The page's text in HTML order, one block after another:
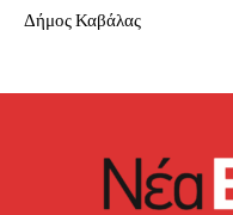
Δήμος Καβάλας